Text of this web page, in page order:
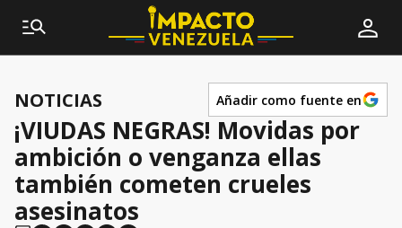
NOTICIAS Añadir como fuente en
¡VIUDAS NEGRAS! Movidas por
ambición o venganza ellas
también cometen crueles
asesinatos